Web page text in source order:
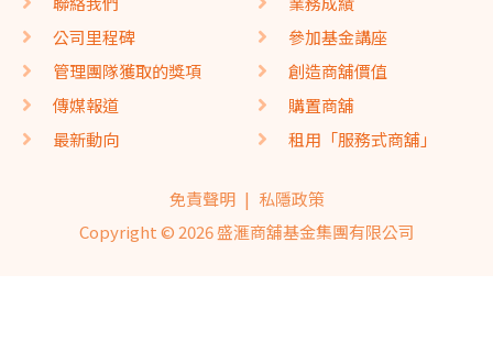
公司里程碑
管理團隊獲取的獎項
傳媒報道
最新動向
參加基金講座
創造商舖價值
購置商舖
租用「服務式商舖」
免責聲明| 私隱政策
Copyright © 2026 盛滙商舖基金集團有限公司
網頁設計